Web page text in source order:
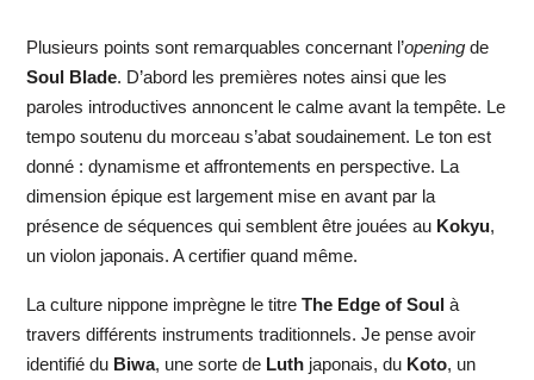
Plusieurs points sont remarquables concernant l’openingde
Soul Blade. D’abord les premières notes ainsi que les
paroles introductives annoncent le calme avant la tempête. Le
tempo soutenu du morceau s’abat soudainement. Le ton est
donné : dynamisme et affrontements en perspective. La
dimension épique est largement mise en avant par la
présence de séquences qui semblent être jouées au Kokyu,
un violon japonais. A certifier quand même.
La culture nippone imprègne le titre The Edge of Soulà
travers différents instruments traditionnels. Je pense avoir
identifié du Biwa, une sorte de Luthjaponais, du Koto, un